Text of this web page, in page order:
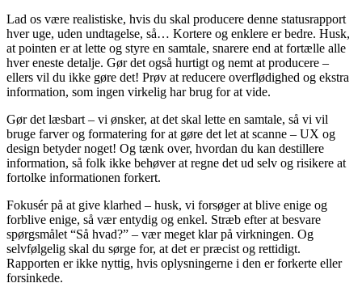
Lad os være realistiske, hvis du skal producere denne statusrapport
hver uge, uden undtagelse, så… Kortere og enklere er bedre. Husk,
at pointen er at lette og styre en samtale, snarere end at fortælle alle
hver eneste detalje. Gør det også hurtigt og nemt at producere –
ellers vil du ikke gøre det! Prøv at reducere overflødighed og ekstra
information, som ingen virkelig har brug for at vide.
Gør det læsbart – vi ønsker, at det skal lette en samtale, så vi vil
bruge farver og formatering for at gøre det let at scanne – UX og
design betyder noget! Og tænk over, hvordan du kan destillere
information, så folk ikke behøver at regne det ud selv og risikere at
fortolke informationen forkert.
Fokusér på at give klarhed – husk, vi forsøger at blive enige og
forblive enige, så vær entydig og enkel. Stræb efter at besvare
spørgsmålet “Så hvad?” – vær meget klar på virkningen. Og
selvfølgelig skal du sørge for, at det er præcist og rettidigt.
Rapporten er ikke nyttig, hvis oplysningerne i den er forkerte eller
forsinkede.